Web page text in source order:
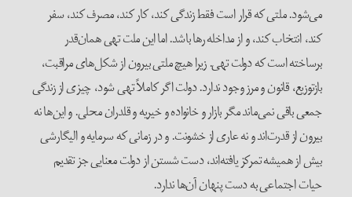
می‌شود. ملتی که قرار است فقط زندگی کند، کار کند، مصرف کند، سفر
کند، انتخاب کند، و از مداخله رها باشد. اما این ملت تهی همان‌قدر
برساخته است که دولت تهی. زیرا هیچ ملتی بیرون از شکل‌های مراقبت،
بازتوزیع، قانون و مرز وجود ندارد. دولت اگر کاملاً تهی شود، چیزی از زندگی
جمعی باقی نمی‌ماند مگر بازار و خانواده و خیریه و قلدران محلی. و این‌ها نه
بیرون از قدرت‌اند و نه عاری از ‌خشونت. و در زمانی که سرمایه و الیگارشی
بیش از همیشه تمرکز یافته‌اند، دست شستن از دولت معنایی جز تقدیم
حیات اجتماعی به دست پنهان آن‌ها ندارد.